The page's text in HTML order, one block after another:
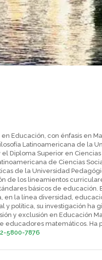
Educación, con énfasis en
Latinoamericana de la
Diploma Superior en
de Ciencias
de la Universidad
de los lineamientos
básicos de
en la línea diversidad,
y política, su investigación ha
y exclusión en Educación
educadores matemáticos. Ha
5800-7876